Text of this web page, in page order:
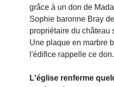
grâce à un don de
Sophie baronne Bray
propriétaire du château
Une plaque en marbre
l'édifice rappelle ce don.
L'église renferme